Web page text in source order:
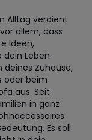
Alltag verdient
allem, dass
Ideen,
dein Leben
Zuhause,
oder beim
aus. Seit
in ganz
Es soll